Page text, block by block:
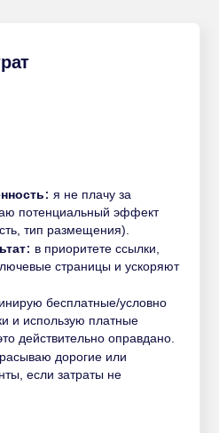
я не плачу за
потенциальный эффект
тип размещения).
в приоритете ссылки,
страницы и ускоряют
бесплатные/условно
и использую платные
действительно оправдано.
дорогие или
если затраты не